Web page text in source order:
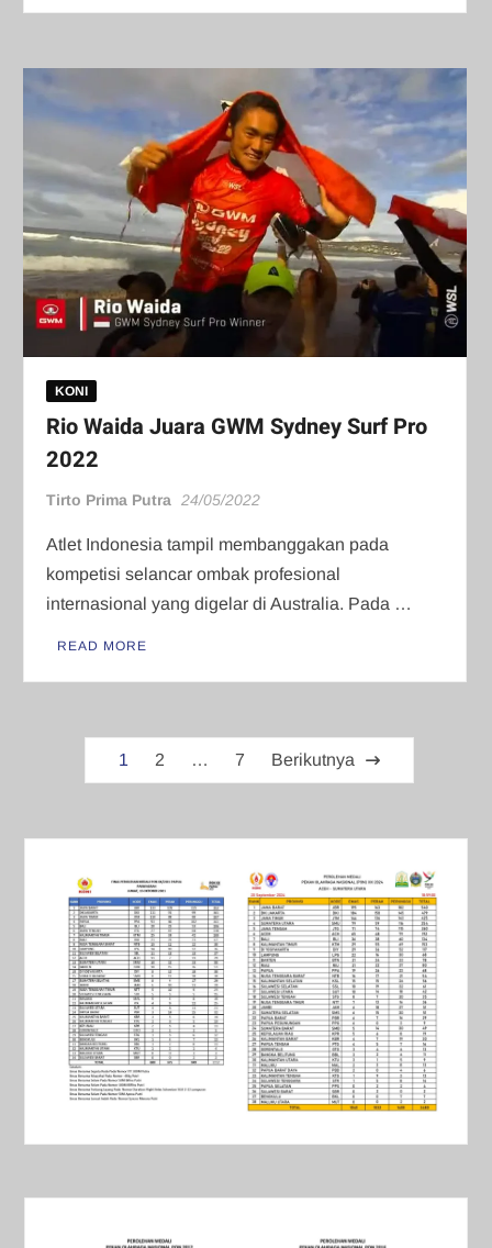
KONI
Rio Waida Juara GWM Sydney Surf Pro
2022
Tirto Prima Putra 24/05/2022
Atlet Indonesia tampil membanggakan pada
kompetisi selancar ombak profesional
internasional yang digelar di Australia. Pada …
READ MORE
Paginasi
1 2 … 7 Berikutnya